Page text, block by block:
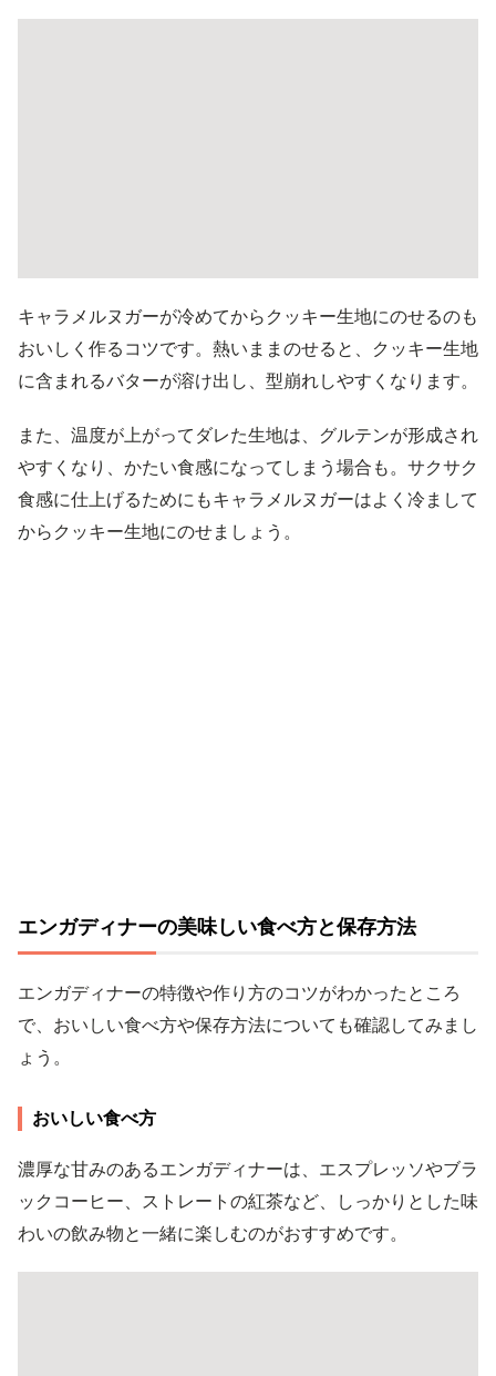
キャラメルヌガーが冷めてからクッキー生地にのせるのも
おいしく作るコツです。熱いままのせると、クッキー生地
に含まれるバターが溶け出し、型崩れしやすくなります。
また、温度が上がってダレた生地は、グルテンが形成され
やすくなり、かたい食感になってしまう場合も。サクサク
食感に仕上げるためにもキャラメルヌガーはよく冷まして
からクッキー生地にのせましょう。
エンガディナーの美味しい食べ方と保存方法
エンガディナーの特徴や作り方のコツがわかったところ
で、おいしい食べ方や保存方法についても確認してみまし
ょう。
おいしい食べ方
濃厚な甘みのあるエンガディナーは、エスプレッソやブラ
ックコーヒー、ストレートの紅茶など、しっかりとした味
わいの飲み物と一緒に楽しむのがおすすめです。